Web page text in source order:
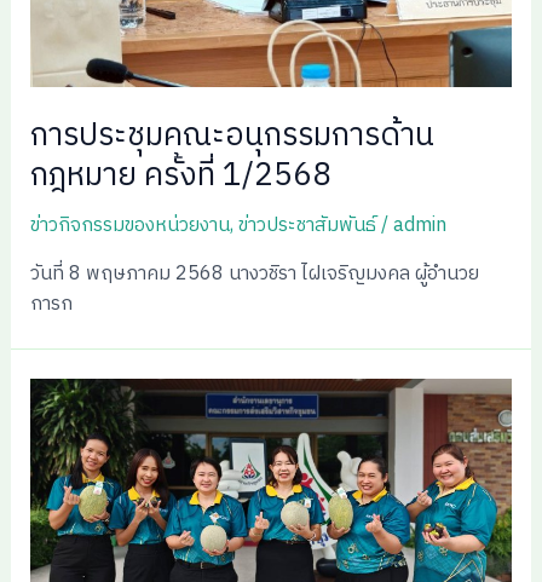
การประชุมคณะอนุกรรมการด้าน
กฎหมาย ครั้งที่ 1/2568
ข่าวกิจกรรมของหน่วยงาน,ข่าวประชาสัมพันธ์/admin
วันที่ 8 พฤษภาคม 2568 นางวชิรา ไฝเจริญมงคล ผู้อำนวย
การก